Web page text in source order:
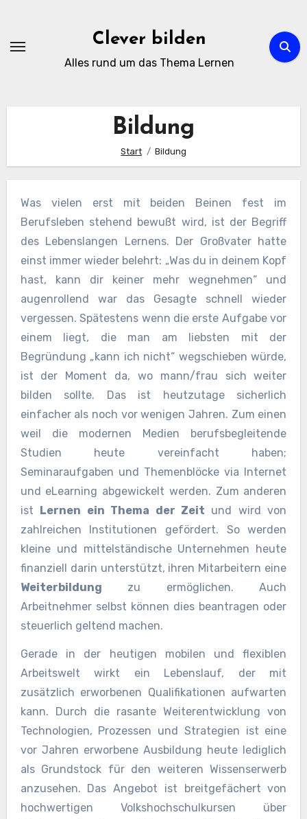
springen
Clever bilden
Alles rund um das Thema Lernen
Bildung
Start Bildung
Was vielen erst mit beiden Beinen fest im
Berufsleben stehend bewußt wird, ist der Begriff
des Lebenslangen Lernens. Der Großvater hatte
einst immer wieder belehrt: „Was du in deinem Kopf
hast, kann dir keiner mehr wegnehmen“ und
augenrollend war das Gesagte schnell wieder
vergessen. Spätestens wenn die erste Aufgabe vor
einem liegt, die man am liebsten mit der
Begründung „kann ich nicht“ wegschieben würde,
ist der Moment da, wo mann/frau sich weiter
bilden sollte. Das ist heutzutage sicherlich
einfacher als noch vor wenigen Jahren. Zum einen
weil die modernen Medien berufsbegleitende
Studien heute vereinfacht haben;
Seminaraufgaben und Themenblöcke via Internet
und eLearning abgewickelt werden. Zum anderen
ist
Lernen ein Thema der Zeit und wird von
zahlreichen Institutionen gefördert. So werden
kleine und mittelständische Unternehmen heute
finanziell darin unterstützt, ihren Mitarbeitern eine
Weiterbildung zu ermöglichen. Auch
Arbeitnehmer selbst können dies beantragen oder
steuerlich geltend machen.
Gerade in der heutigen mobilen und flexiblen
Arbeitswelt wirkt ein Lebenslauf, der mit
zusätzlich erworbenen Qualifikationen aufwarten
kann. Durch die rasante Weiterentwicklung von
Technologien, Prozessen und Strategien ist eine
vor Jahren erworbene Ausbildung heute lediglich
als Grundstock für den weiteren Wissenserwerb
anzusehen. Das Angebot ist breitgefächert von
hochwertigen Volkshochschulkursen über